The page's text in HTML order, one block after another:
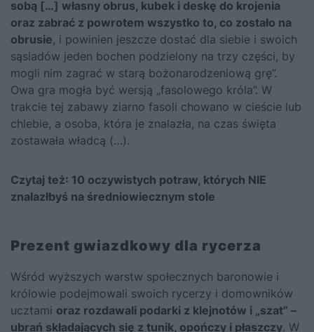
sobą […] własny obrus, kubek i deskę do krojenia
oraz zabrać z powrotem wszystko to, co zostało na
obrusie, i powinien jeszcze dostać dla siebie i swoich
sąsiadów jeden bochen podzielony na trzy części, by
mogli nim zagrać w starą bożonarodzeniową grę”.
Owa gra mogła być wersją „fasolowego króla”. W
trakcie tej zabawy ziarno fasoli chowano w cieście lub
chlebie, a osoba, która je znalazła, na czas święta
zostawała władcą (…).
Czytaj też: 10 oczywistych potraw, których NIE
znalazłbyś na średniowiecznym stole
Prezent gwiazdkowy dla rycerza
Wśród wyższych warstw społecznych baronowie i
królowie podejmowali swoich rycerzy i domowników
ucztami oraz rozdawali podarki z klejnotów i „szat” –
ubrań składających się z tunik, opończy i płaszczy. W